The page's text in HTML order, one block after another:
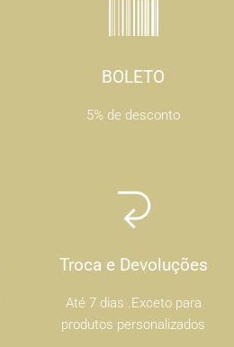
BOLETO
5% de desconto
Troca e Devoluções
Até 7 dias .Exceto para
produtos personalizados